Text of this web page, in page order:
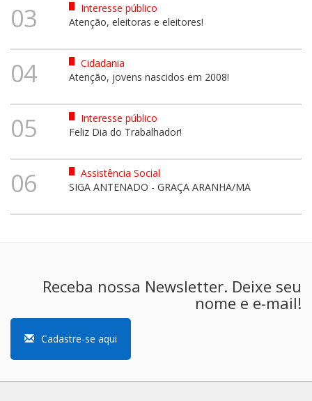
03
Interesse público
Atenção, eleitoras e eleitores!
04
Cidadania
Atenção, jovens nascidos em 2008!
05
Interesse público
Feliz Dia do Trabalhador!
06
Assistência Social
SIGA ANTENADO - GRAÇA ARANHA/MA
Receba nossa Newsletter. Deixe seu
nome e e-mail!
Cadastre-se aqui